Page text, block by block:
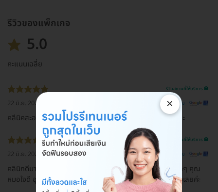
รีวิวของแพ็กเกจ
5.0
คะแนนเฉลี่ย
รีวิวสถานที่ให้บริการ 🏥
22 มิ.ย. 2026 ดูรีวิวต้นฉบับ
คลีนิคสะอาดมากค่ะ บริการดี คุณหมอน่ารัก ให้คำแนะนำดีมากค่ะ
รีวิวสถานที่ให้บริการ 🏥
22 มิ.ย. 2026 ดูรีวิวต้นฉบับ
คลินิกดีมากๆค่ะ พี่พนักงานใจดีเป็นกันเองมากๆ คลินิกสวยมากๆ คุณ
หมอใจดี อุปกรณ์สะอาด คุณหมอเต็มใจให้ถามแนะนำให้ทุกเรื่องเลยค่ะ
×